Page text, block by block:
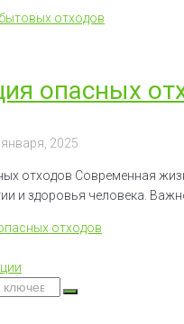
отходов
опасных
2025
отходов Современная
и здоровья человека.
отходов